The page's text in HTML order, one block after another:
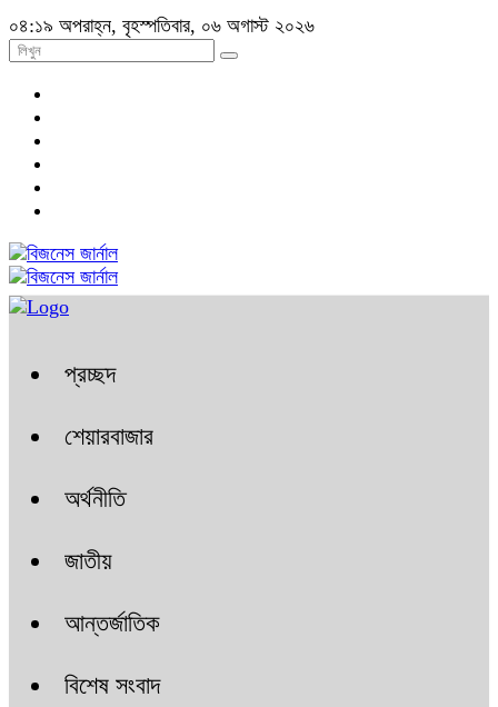
০৪:১৯ অপরাহ্ন, বৃহস্পতিবার, ০৬ অগাস্ট ২০২৬
প্রচ্ছদ
শেয়ারবাজার
অর্থনীতি
জাতীয়
আন্তর্জাতিক
বিশেষ সংবাদ